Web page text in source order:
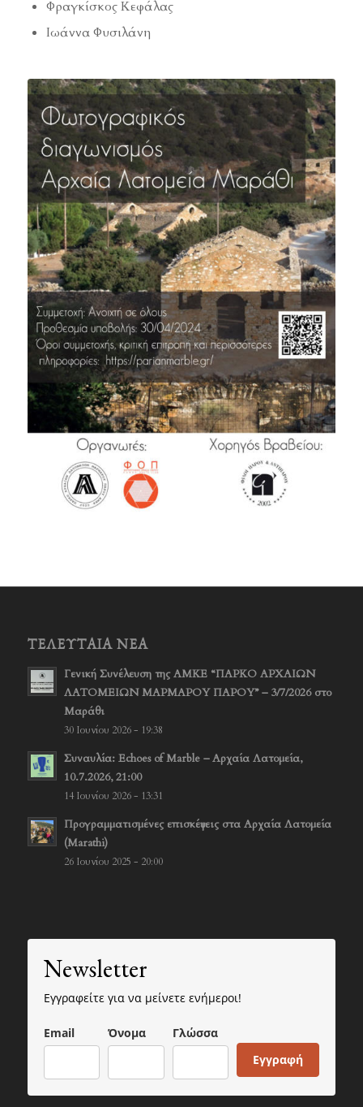
Φραγκίσκος Κεφάλας
Ιωάννα Φυσιλάνη
ΤΕΛΕΥΤΑΊΑ ΝΈΑ
Γενική Συνέλευση της ΑΜΚΕ “ΠΑΡΚΟ ΑΡΧΑΙΩΝ
ΛΑΤΟΜΕΙΩΝ ΜΑΡΜΑΡΟΥ ΠΑΡΟΥ” – 3/7/2026 στο
Μαράθι
30 Ιουνίου 2026 - 19:38
Συναυλία: Echoes of Marble – Αρχαία Λατομεία,
10.7.2026, 21:00
14 Ιουνίου 2026 - 13:31
Προγραμματισμένες επισκέψεις στα Αρχαία Λατομεία
(Marathi)
26 Ιουνίου 2025 - 20:00
Newsletter
Εγγραφείτε για να μείνετε ενήμεροι!
Email Όνομα
Γλώσσα
Εγγραφή